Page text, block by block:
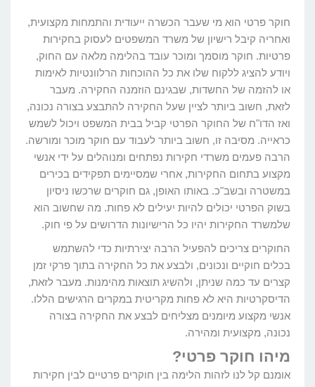
חוקר פרטי הוא מי שעבר הכשרה ייעודית והתמחות מקצועית,
ואחריה קיבל רישיון של משרד המשפטים לעסוק בחקירות
פרטיות. חוקר מוסמך ומוכר עובד בהלימה מלאה עם החוק,
ויודע להציג ללקוח שלו את כל ההוכחות הרלוונטיות לאימות
או להזמה של החשדות, שבגינם הוזמנה החקירה. מעבר
לזאת, חשוב ביותר לציין שעל החקירה להתבצע בצורה נכונה,
ואז הדו"ח של החוקר הפרטי קביל בבית המשפט ויכול לשמש
כראייה. מסיבה זו, חשוב ביותר לעבוד עם חוקר מוכר ומורשה.
הרבה פעמים משרדי חקירות נפתחים ומנוהלים על ידי אנשי
מקצוע בתחום החקירות, אחרי שמסיימים תפקידים בכירים
במשטרה ובשב"כ. באותו האופן, גם חוקרים שרכשו ניסיון
בשוק הפרטי יכולים להיות יעילים לא פחות. מה שחשוב הוא
שלמשרד החקירות יהיו כל הרישיונות הדרושים על פי חוק.
החוקרים צריכים להפעיל הרבה יצירתיות כדי להשתמש
בכלים חוקיים ונכונים, ולבצע את כל החקירה בתוך פרקי זמן
קצרים עד כמה שניתן, ולהשיג תוצאות מהימנות. מעבר לזאת,
הדיסקרטיות היא לא פחות מקריטית במקרים הרגישים הללו.
אנשי מקצוע מיומנים מצליחים לבצע את החקירה בצורה
נכונה, מקצועית ומהירה.
מיהו חוקר פרטי?
אומנם קל לנו לזהות הלימה בין חוקרים פרטיים לבין חקירות